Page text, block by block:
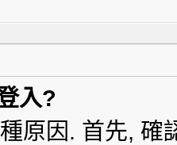
入?
原因. 首先, 確